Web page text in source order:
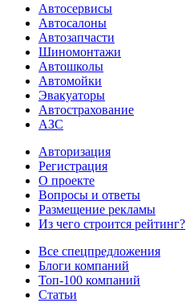
Автосервисы
Автосалоны
Автозапчасти
Шиномонтажи
Автошколы
Автомойки
Эвакуаторы
Автострахование
АЗС
Авторизация
Регистрация
О проекте
Вопросы и ответы
Размещение рекламы
Из чего строится рейтинг?
Все спецпредложения
Блоги компаний
Топ-100 компаний
Статьи